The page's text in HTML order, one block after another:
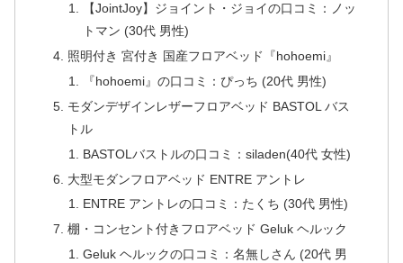
【JointJoy】ジョイント・ジョイの口コミ：ノッ
トマン (30代 男性)
照明付き 宮付き 国産フロアベッド『hohoemi』
『hohoemi』の口コミ：ぴっち (20代 男性)
モダンデザインレザーフロアベッド BASTOL バス
トル
BASTOLバストルの口コミ：siladen(40代 女性)
大型モダンフロアベッド ENTRE アントレ
ENTRE アントレの口コミ：たくち (30代 男性)
棚・コンセント付きフロアベッド Geluk ヘルック
Geluk ヘルックの口コミ：名無しさん (20代 男